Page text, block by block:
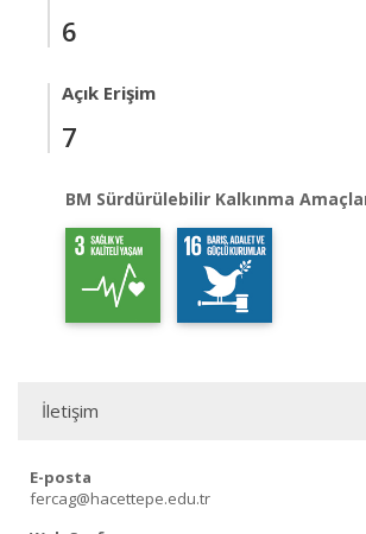
6
Açık Erişim
7
BM Sürdürülebilir Kalkınma
İletişim
E-posta
fercag@hacettepe.edu.tr